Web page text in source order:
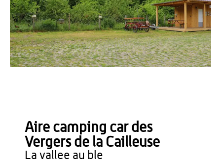
Aire camping car des
Vergers de la Cailleuse
la vallee au ble